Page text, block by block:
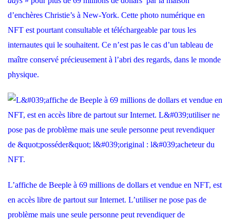
d’enchères Christie’s à New-York. Cette photo numérique en
NFT est pourtant consultable et téléchargeable par tous les
internautes qui le souhaitent. Ce n’est pas le cas d’un tableau de
maître conservé précieusement à l’abri des regards, dans le monde
physique.
L’affiche de Beeple à 69 millions de dollars et vendue en NFT, est
en accès libre de partout sur Internet. L’utiliser ne pose pas de
problème mais une seule personne peut revendiquer de